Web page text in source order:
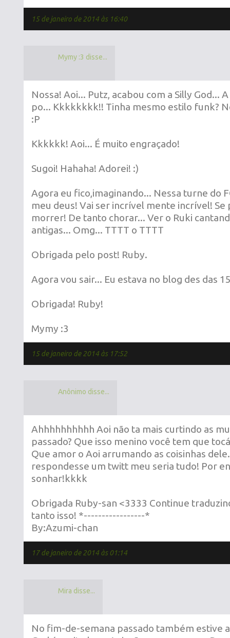
15 de janeiro de 2014 às 16:40
Mymy :3 disse...
Nossa! Aoi... Putz, acabou com a Silly God...
po... Kkkkkkkk!! Tinha mesmo estilo funk?
:P
Kkkkkk! Aoi... É muito engraçado!
Sugoi! Hahaha! Adorei! :)
Agora eu fico,imaginando... Nessa turne do
meu deus! Vai ser incrível mente incrível! Se
morrer! De tanto chorar... Ver o Ruki
antigas... Omg... TTTT o TTTT
Obrigada pelo post! Ruby.
Agora vou sair... Eu estava no blog des das
Obrigada! Ruby!
Mymy :3
15 de janeiro de 2014 às 17:52
Anônimo disse...
Ahhhhhhhhhh Aoi não ta mais curtindo as
passado? Que isso menino você tem que
Que amor o Aoi arrumando as coisinhas
respondesse um twitt meu seria tudo! Por
sonhar!kkkk
Obrigada Ruby-san <3333 Continue
tanto isso! *-----------------*
By:Azumi-chan
17 de janeiro de 2014 às 01:14
Mira disse...
No fim-de-semana passado também estive